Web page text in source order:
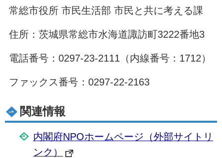
常総市役所 市民生活部 市民と共に考える課
住所：茨城県常総市水海道諏訪町3222番地3
電話番号：0297-23-2111（内線番号：1712）
ファックス番号：0297-22-2163
関連情報
内閣府NPOホームページ（外部サイトリ
ンク）